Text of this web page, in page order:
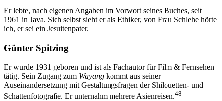
Er lebte, nach eigenen Angaben im Vorwort seines Buches, seit
1961 in Java. Sich selbst sieht er als Ethiker, von Frau Schlehe hörte
ich, er sei ein Jesuitenpater.
Günter Spitzing
Er wurde 1931 geboren und ist als Fachautor für Film & Fernsehen
tätig. Sein Zugang zum Wayang kommt aus seiner
Auseinandersetzung mit Gestaltungsfragen der Shilouetten- und
Schattenfotografie. Er unternahm mehrere Asienreisen.48